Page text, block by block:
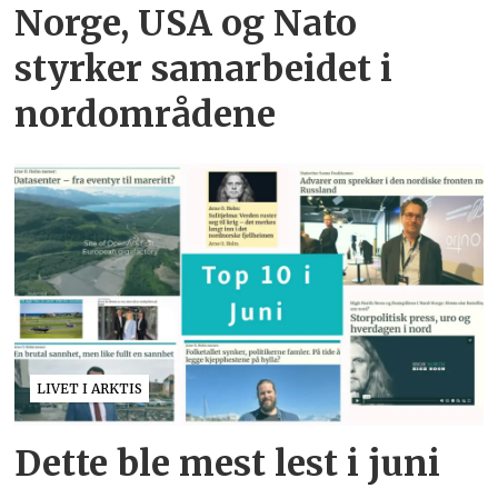
Norge, USA og Nato
styrker samarbeidet i
nordområdene
LIVET I ARKTIS
Dette ble mest lest i juni